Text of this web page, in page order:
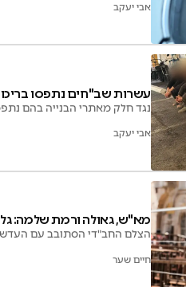
אבי יעקב
עשרות שב"חים נתפסו
נגד חלק מאתרי הבנייה בהם נתפסו
אבי יעקב
מא"ש, גאולה ורמת שלמה:
הצלם החב"די הסתובב עם
חיים שער